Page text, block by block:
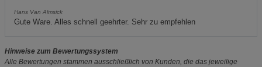
Hans Van Almsick
Gute Ware. Alles schnell geehrter. Sehr zu empfehlen
Hinweise zum Bewertungssystem
Alle Bewertungen stammen ausschließlich von Kunden, die das jeweilige